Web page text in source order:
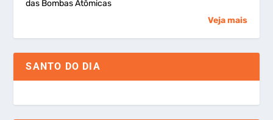
das Bombas Atômicas
Veja mais
SANTO DO DIA